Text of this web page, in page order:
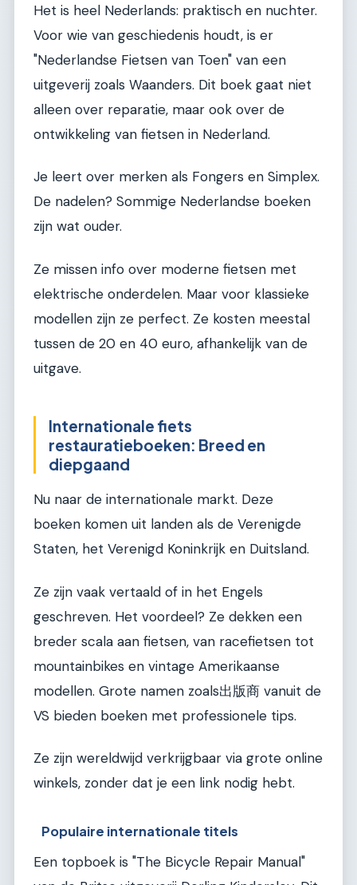
Het is heel Nederlands: praktisch en nuchter.
Voor wie van geschiedenis houdt, is er
"Nederlandse Fietsen van Toen" van een
uitgeverij zoals Waanders. Dit boek gaat niet
alleen over reparatie, maar ook over de
ontwikkeling van fietsen in Nederland.
Je leert over merken als Fongers en Simplex.
De nadelen? Sommige Nederlandse boeken
zijn wat ouder.
Ze missen info over moderne fietsen met
elektrische onderdelen. Maar voor klassieke
modellen zijn ze perfect. Ze kosten meestal
tussen de 20 en 40 euro, afhankelijk van de
uitgave.
Internationale fiets
restauratieboeken: Breed en
diepgaand
Nu naar de internationale markt. Deze
boeken komen uit landen als de Verenigde
Staten, het Verenigd Koninkrijk en Duitsland.
Ze zijn vaak vertaald of in het Engels
geschreven. Het voordeel? Ze dekken een
breder scala aan fietsen, van racefietsen tot
mountainbikes en vintage Amerikaanse
modellen. Grote namen zoals出版商 vanuit de
VS bieden boeken met professionele tips.
Ze zijn wereldwijd verkrijgbaar via grote online
winkels, zonder dat je een link nodig hebt.
Populaire internationale titels
Een topboek is "The Bicycle Repair Manual"